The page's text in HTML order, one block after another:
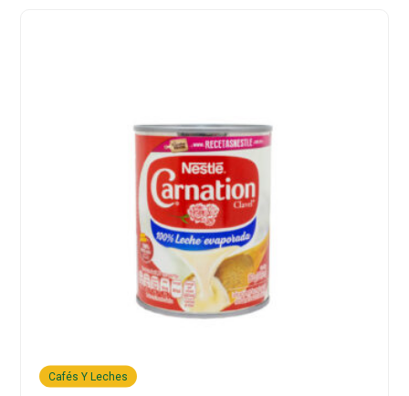
Cafés Y Leches